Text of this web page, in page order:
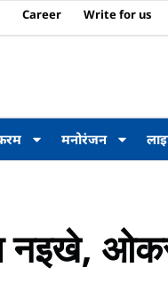
Career Write for us
मनोरंजन
नइखे,